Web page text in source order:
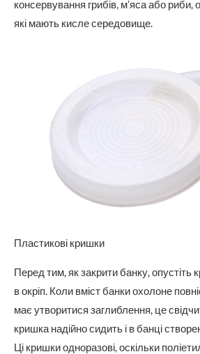
консервування грибів, м’яса або риби,
які мають кисле середовище.
Пластикові кришки
Перед тим, як закрити банку, опустіть
в окріп. Коли вміст банки охолоне
має утворитися заглиблення, це
кришка надійно сидить і в банці
Ці кришки одноразові, оскільки